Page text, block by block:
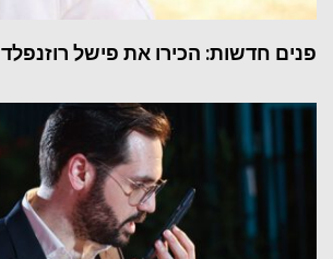
פנים חדשות: הכירו את פישל רוזנפלד